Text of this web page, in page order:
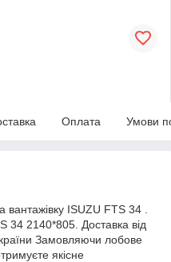
Оплата Умови
вантажівку ISUZU FTS 34 .
34 2140*805. Доставка від
Замовляючи лобове
якісне